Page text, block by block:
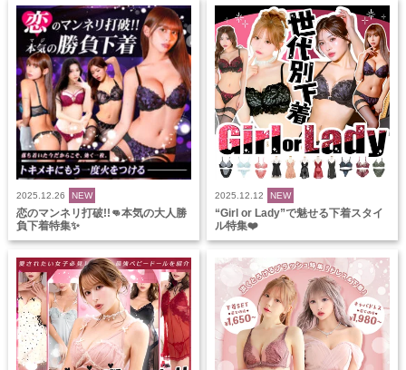
2025.12.26 NEW
恋のマンネリ打破!!👊本気の大人勝
負下着特集✨
2025.12.12 NEW
“Girl or Lady”で魅せる下着スタイ
ル特集❤️